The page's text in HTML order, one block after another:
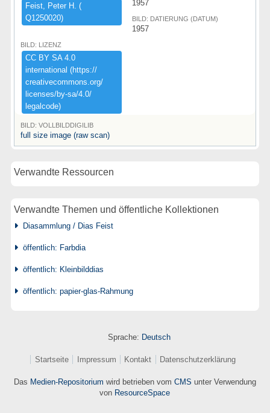
Feist,​ ​Peter ​H.​ ​(​
Q1250020)​
1957
BILD: DATIERUNG (DATUM)
1957
BILD: LIZENZ
CC ​BY ​SA ​4.​0 ​
international ​(​https:​/​/​
creativecommons.​org/​
licenses/​by-​sa/​4.​0/​
legalcode)​
BILD: VOLLBILDDIGILIB
full size image (raw scan)
Verwandte Ressourcen
Verwandte Themen und öffentliche Kollektionen
Diasammlung / Dias Feist
öffentlich: Farbdia
öffentlich: Kleinbilddias
öffentlich: papier-glas-Rahmung
Sprache: Deutsch
Startseite Impressum Kontakt Datenschutzerklärung
Das Medien-Repositorium wird betrieben vom CMS unter Verwendung
von ResourceSpace